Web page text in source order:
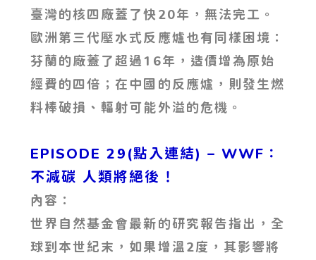
臺灣的核四廠蓋了快20年，無法完工。
歐洲第三代壓水式反應爐也有同樣困境：
芬蘭的廠蓋了超過16年，造價增為原始
經費的四倍；在中國的反應爐，則發生燃
料棒破損、輻射可能外溢的危機。
EPISODE 29(點入連結) – WWF：
不減碳 人類將絕後！
內容：
世界自然基金會最新的研究報告指出，全
球到本世紀末，如果增溫2度，其影響將